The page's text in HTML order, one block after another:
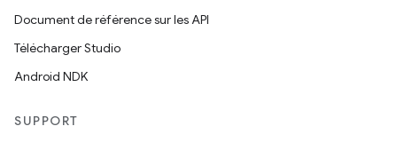
Document de référence sur les API
Télécharger Studio
Android NDK
SUPPORT